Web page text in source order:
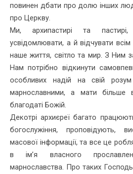
повинен дбати про долю інших
про Церкву.
Ми, архипастирі та
усвідомлювати, а й відчувати
наше життя, світло та мир. З Ним
Нам потрібно відкинути
особливих надій на свій
марнославними, а мати більше
благодаті Божій.
Декотрі архиєреї багато
богослужіння, проповідують,
масової інформації, та все це
в ім’я власного
марнославства. Про таких